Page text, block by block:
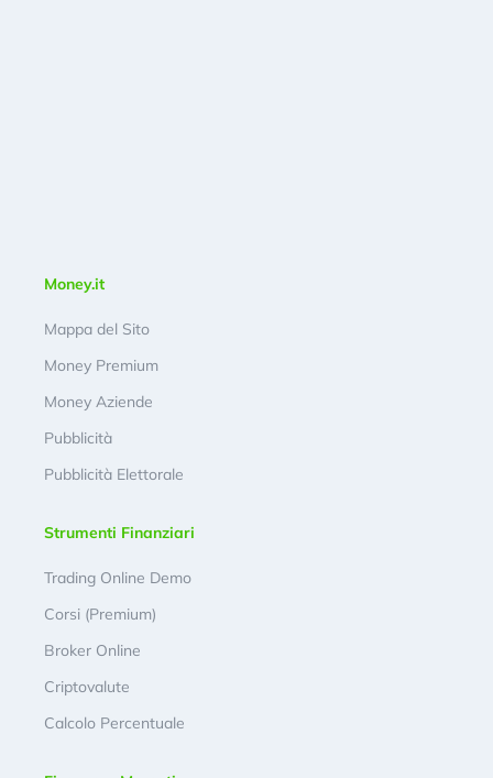
Money.it
Mappa del Sito
Money Premium
Money Aziende
Pubblicità
Pubblicità Elettorale
Strumenti Finanziari
Trading Online Demo
Corsi (Premium)
Broker Online
Criptovalute
Calcolo Percentuale